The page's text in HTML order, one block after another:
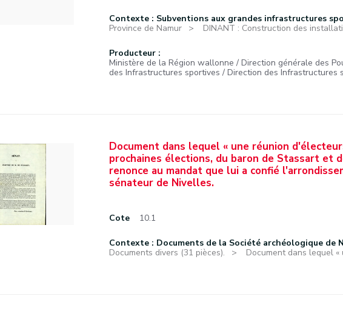
Contexte : Subventions aux grandes infrastructures
Province de Namur
DINANT : Construction des
Producteur :
Ministère de la Région wallonne / Direction générale des
des Infrastructures sportives / Direction des Infrastructures
Document dans lequel « une réunion
prochaines élections, du baron de Stassart et
renonce au mandat que lui a confié
sénateur de Nivelles.
Cote 10.1
Contexte : Documents de la Société archéologique de
Documents divers (31 pièces).
Document dans lequel